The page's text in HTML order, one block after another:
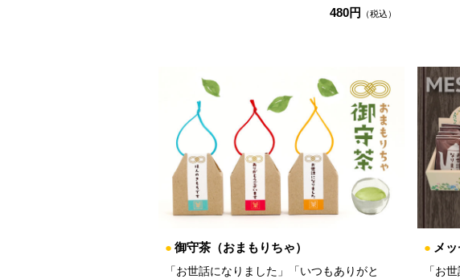
480円 （税込）
●御守茶（おまもりちゃ）
「お世話になりました」「いつもありがと
● メ
「お